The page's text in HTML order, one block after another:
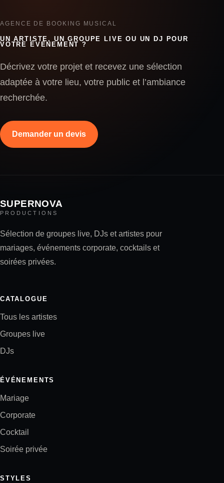
AGENCE DE BOOKING MUSICAL
UN ARTISTE, UN GROUPE LIVE OU UN DJ POUR
VOTRE ÉVÉNEMENT ?
Décrivez votre projet et recevez une sélection
adaptée à votre lieu, votre public et l’ambiance
recherchée.
Demander un devis
SUPERNOVA
PRODUCTIONS
Sélection de groupes live, DJs et artistes pour
mariages, événements corporate, cocktails et
soirées privées.
CATALOGUE
Tous les artistes
Groupes live
DJs
ÉVÉNEMENTS
Mariage
Corporate
Cocktail
Soirée privée
STYLES